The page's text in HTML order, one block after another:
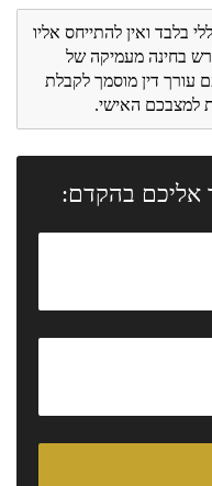
בלבד ואין להתייחס אליו
בחינה מעמיקה של
עורך דין מוסמך לקבלת
למצבכם האישי.
אליכם בהקדם: